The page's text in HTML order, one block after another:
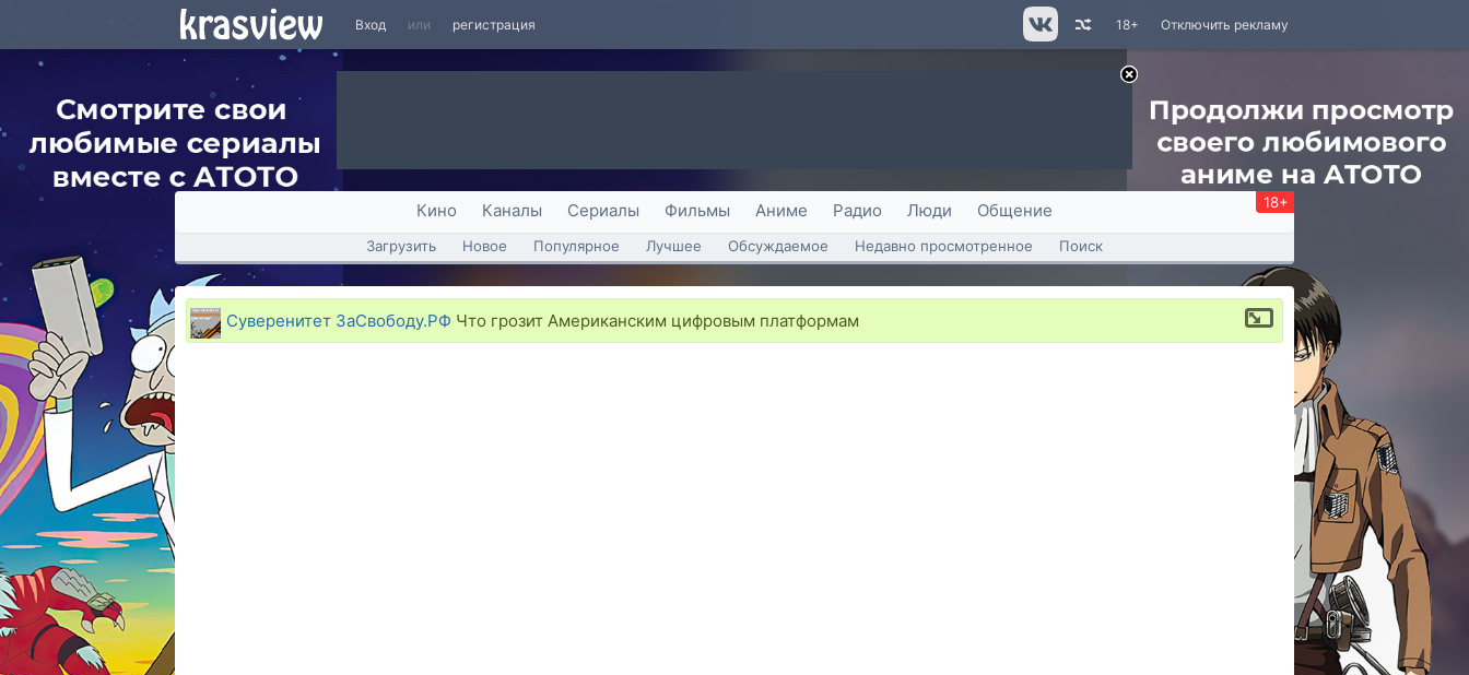
Вход или регистрация Отключить рекламу
18+
Кино Каналы Сериалы Фильмы Аниме Радио Люди Общение 18+
Загрузить Новое Популярное Лучшее Обсуждаемое Недавно просмотренное Поиск
Суверенитет ЗаСвободу.РФ Что грозит Американским цифровым платформам